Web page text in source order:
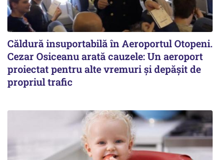
Căldură insuportabilă în Aeroportul Otopeni.
Cezar Osiceanu arată cauzele: Un aeroport
proiectat pentru alte vremuri și depășit de
propriul trafic